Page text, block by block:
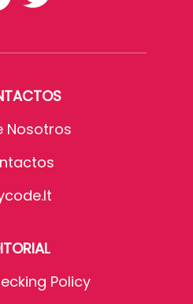
Nosotros
Policy